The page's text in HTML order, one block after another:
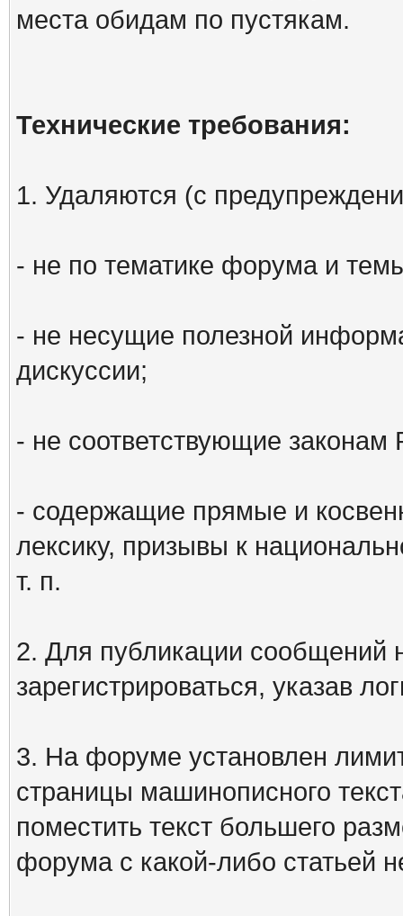
места обидам по пустякам.
Технические требования:
1. Удаляются (с
- не по тематике форума и
- не несущие полезной
дискуссии;
- не соответствующие законам
- содержащие прямые и
лексику, призывы к
т. п.
2. Для публикации сообщений
зарегистрироваться, указав
3. На форуме установлен
страницы машинописного
поместить текст большего
форума с какой-либо статьей